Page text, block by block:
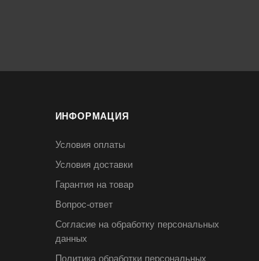
ИНФОРМАЦИЯ
Условия оплаты
Условия доставки
Гарантия на товар
Вопрос-ответ
Согласие на обработку персональных
данных
Политика обработки персональных